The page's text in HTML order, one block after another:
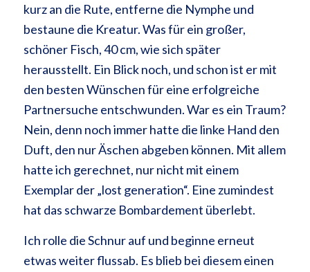
kurz an die Rute, entferne die Nymphe und
bestaune die Kreatur. Was für ein großer,
schöner Fisch, 40 cm, wie sich später
herausstellt. Ein Blick noch, und schon ist er mit
den besten Wünschen für eine erfolgreiche
Partnersuche entschwunden. War es ein Traum?
Nein, denn noch immer hatte die linke Hand den
Duft, den nur Äschen abgeben können. Mit allem
hatte ich gerechnet, nur nicht mit einem
Exemplar der „lost generation“. Eine zumindest
hat das schwarze Bombardement überlebt.
Ich rolle die Schnur auf und beginne erneut
etwas weiter flussab. Es blieb bei diesem einen